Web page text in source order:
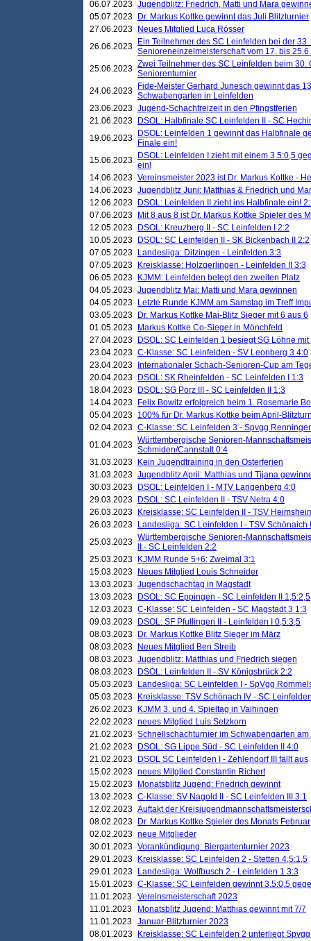
06.07.2023 Jugendblitz: Friedrich, Matti und Mara
05.07.2023
Dr. Markus Kottke gewinnt das Juli Blitzturnier
27.06.2023
Neues Mitglied Luca Rösser
26.06.2023
Ein Teilnehmer des SC Leinfelden bei der
Senioreneinzelmeisterschaft vom 17. bis
25.06.2023 Zwei Teilnehmer des SC Leinfelden beim
Seniorenturnier
24.06.2023
Fide-Meister Gerhard Junesch gewinnt das
Schwabengarten in Leinfelden
23.06.2023 Jugend-Schachfreizeit in den Pfingstferien
21.06.2023
DSOL: Halbfinale SC Leinfelden II - SC
19.06.2023
DSOL: Leinfelden 1 gewinnt das Halbfinale
Finale ein!
15.06.2023
DSOL: Leinfelden I zieht mit einem 3.5:0,5
ein!
14.06.2023 Vereinsmeister 2023 ist Dr. Markus Kottke -
14.06.2023 Jugendblitz Juni: Matthias & Friedrich und
12.06.2023
DSOL: Leinfelden II zieht ins Halbfinale ein!
07.06.2023
Mit 8 aus 8 ist Dr. Markus Kottke Spieler des
12.05.2023
DSOL: Kreuzberg II - SC Leinfelden I 2:2
10.05.2023
DSOL: SC Leinfelden II - SK Bickenbach II 2:2
07.05.2023
Landesliga: Ditzingen - Leinfelden 3:3
07.05.2023
Kreisklasse: Holzgerlingen - Leinfelden II 3:3
06.05.2023
KJMM: Leinfelden belegt den zweiten Platz
04.05.2023 Jugendblitz Mai: Matti und Mara gewinnen
04.05.2023
Letzte Runde KJMM am Samstag im Treff
03.05.2023
Dr. Markus Kottke Mai-Blitz Sieger mit 6 aus 6
01.05.2023
Markus Kottke Co-Sieger in Mönchfeld
27.04.2023
DSOL: SC Leinfelden 1 besiegt SG Löhne mit
23.04.2023 C-Klasse: SC Leinfelden - SV Leonberg 3 4:0
23.04.2023
Internationaler Schach-Senioren-Cup am
20.04.2023
DSOL: SK Rheinfelden - SC Leinfelden I 1:3
18.04.2023
DSOL: SG Porz III - SC Leinfelden II 1:3
14.04.2023
Felix Bowitz erfolgreich beim 1. Rosemarie
05.04.2023 100% für Dr. Markus Kottke beim April-
02.04.2023 C-Klasse: SC Leinfelden 3 - Spvgg
01.04.2023 Württembergische Senioren-
Schmiden/Cannstatt 0:4
31.03.2023
Kein Jugendtraining in den Osterferien
31.03.2023 Jugendblitz April: Matthias und Tijana
30.03.2023
DSOL: Leinfelden I - MTV Langenberg 4:0
29.03.2023
DSOL: SC Leinfelden II - TSV Netra 4:0
26.03.2023
Kreisklasse: SC Leinfelden II - TSV
26.03.2023
Landesliga: SC Leinfelden I - TSV Schönaich
25.03.2023 Württembergische Senioren-
II - SC Leinfelden 2:2
25.03.2023
KJMM Runde 5+6: Zweimal 3:1
15.03.2023
Neues Mitglied Louis Schneider
13.03.2023 Jugendschachtag in Magstadt
13.03.2023
DSOL: SC Eppingen - SC Leinfelden II 1,5:2,5
12.03.2023 C-Klasse: SC Leinfelden - SC Magstadt 3 1:3
09.03.2023
DSOL: SF Pfullingen II - Leinfelden I 0,5:3,5
08.03.2023
Dr. Markus Kottke Blitz Sieger im März
08.03.2023
Neues Mitglied Ben Streib
08.03.2023 Jugendblitz: Matthias und Friedrich siegen
08.03.2023
DSOL: Leinfelden II - SV Königsbrück 2:2
05.03.2023
Landesliga: SC Leinfelden I - SpVgg
05.03.2023
Kreisklasse: TSV Schönach IV - SC
26.02.2023
KJMM 3. und 4. Spieltag in Vaihingen
22.02.2023 neues Mitglied Luis Setzkorn
21.02.2023 Schnellschachturnier im Schwabengarten
21.02.2023
DSOL: SG Lippe Süd - SC Leinfelden II 4:0
21.02.2023
DSOL SC Leinfelden I - Zehlendorf III fällt aus
15.02.2023 neues Mitglied Constantin Richert
15.02.2023
Monatsblitz Jugend: Friedrich gewinnt
13.02.2023 C-Klasse: SV Nagold II - SC Leinfelden III 3:1
12.02.2023 Auftakt der
08.02.2023
Dr. Markus Kottke Spieler des Monats Februar
02.02.2023 neue Mitglieder
30.01.2023 Vorankündigung: Biergartenturnier 2023
29.01.2023
Kreisklasse: SC Leinfelden 2 - Stetten 4,5:1,5
29.01.2023
Landesliga: Wolfbusch 2 - Leinfelden 1 3:3
15.01.2023 C-Klasse: SC Leinfelden gewinnt 3,5:0,5
11.01.2023 Vereinsmeisterschaft 2023
11.01.2023
Monatsblitz Jugend: Matthias gewinnt mit 7/7
11.01.2023 Januar-Blitzturnier 2023
08.01.2023
Kreisklasse: SC Leinfelden 2 unterliegt